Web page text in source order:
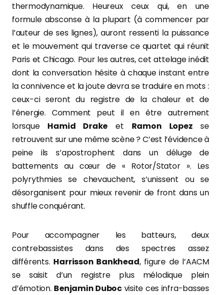
thermodynamique. Heureux ceux qui, en une
formule absconse à la plupart (à commencer par
l’auteur de ses lignes), auront ressenti la puissance
et le mouvement qui traverse ce quartet qui réunit
Paris et Chicago. Pour les autres, cet attelage inédit
dont la conversation hésite à chaque instant entre
la connivence et la joute devra se traduire en mots :
ceux-ci seront du registre de la chaleur et de
l’énergie. Comment peut il en être autrement
lorsque Hamid Drake et Ramon Lopez se
retrouvent sur une même scène ? C’est l’évidence à
peine ils s’apostrophent dans un déluge de
battements au cœur de « Rotor/Stator ». Les
polyrythmies se chevauchent, s’unissent ou se
désorganisent pour mieux revenir de front dans un
shuffle conquérant.
Pour accompagner les batteurs, deux
contrebassistes dans des spectres assez
différents. Harrisson Bankhead, figure de l’AACM
se saisit d’un registre plus mélodique plein
d’émotion. Benjamin Dubocvisite ces infra-basses